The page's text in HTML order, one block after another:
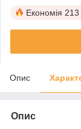
Економія 213
Опис
Опис